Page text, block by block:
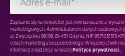
Zapisanie się na newsletter jest równoznaczne z
marketingowych. Administratorem danych osobowych
al. Zwycięstwa 96/98, 81-451 Gdynia, NIP 9571051515
celach marketingu bezpośredniego. W każdej chwili
informacji znajdziesz w naszej Polityce prywatnosci.